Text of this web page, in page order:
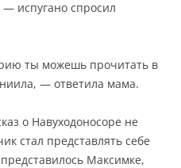
испугано спросил
ты можешь прочитать в
— ответила мама.
о Навуходоносоре не
стал представлять себе
Максимке,